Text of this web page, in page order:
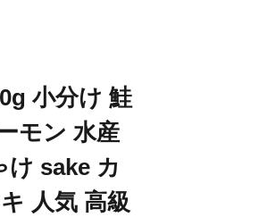
小分け 鮭
モン 水産
け sake カ
人気 高級